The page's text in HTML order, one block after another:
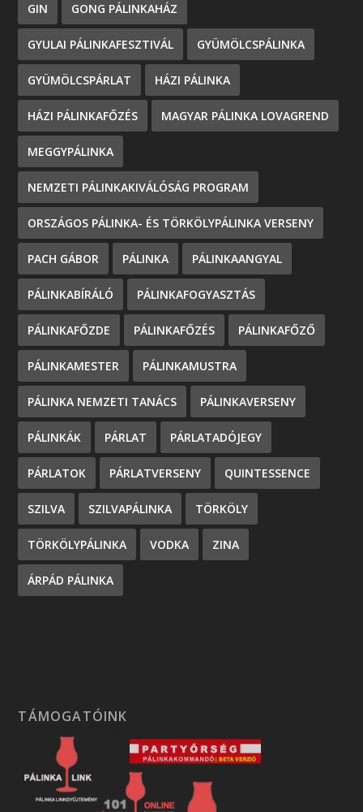
GIN GONG PÁLINKAHÁZ
GYULAI PÁLINKAFESZTIVÁL GYÜMÖLCSPÁLINKA
GYÜMÖLCSPÁRLAT HÁZI PÁLINKA
HÁZI PÁLINKAFŐZÉS MAGYAR PÁLINKA LOVAGREND
MEGGYPÁLINKA
NEMZETI PÁLINKAKIVÁLÓSÁG PROGRAM
ORSZÁGOS PÁLINKA- ÉS TÖRKÖLYPÁLINKA VERSENY
PACH GÁBOR PÁLINKA PÁLINKAANGYAL
PÁLINKABÍRÁLÓ PÁLINKAFOGYASZTÁS
PÁLINKAFŐZDE PÁLINKAFŐZÉS PÁLINKAFŐZŐ
PÁLINKAMESTER PÁLINKAMUSTRA
PÁLINKA NEMZETI TANÁCS PÁLINKAVERSENY
PÁLINKÁK PÁRLAT PÁRLATADÓJEGY
PÁRLATOK PÁRLATVERSENY QUINTESSENCE
SZILVA SZILVAPÁLINKA TÖRKÖLY
TÖRKÖLYPÁLINKA VODKA ZINA
ÁRPÁD PÁLINKA
TÁMOGATÓINK